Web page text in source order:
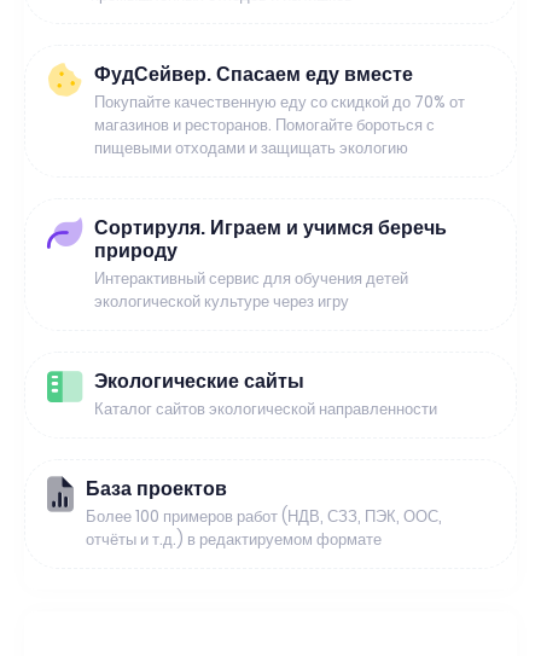
ФудСейвер. Спасаем еду вместе
Покупайте качественную еду со скидкой до 70% от
магазинов и ресторанов. Помогайте бороться с
пищевыми отходами и защищать экологию
Сортируля. Играем и учимся беречь
природу
Интерактивный сервис для обучения детей
экологической культуре через игру
Экологические сайты
Каталог сайтов экологической направленности
База проектов
Более 100 примеров работ (НДВ, СЗЗ, ПЭК, ООС,
отчёты и т.д.) в редактируемом формате